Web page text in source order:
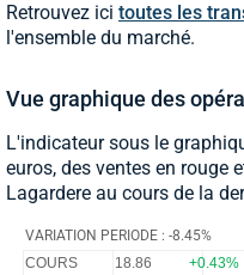
Retrouvez ici toutes les
l'ensemble du marché.
Vue graphique des
L'indicateur sous le
euros, des ventes en rouge
Lagardere au cours de la
VARIATION PERIODE : -8.45%
COURS 18.86 +0.43%